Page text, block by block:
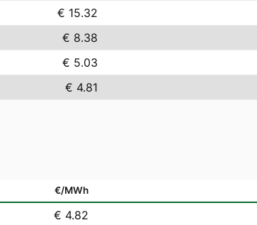
€ 15.32
€ 8.38
€ 5.03
€ 4.81
€/MWh
€ 4.82